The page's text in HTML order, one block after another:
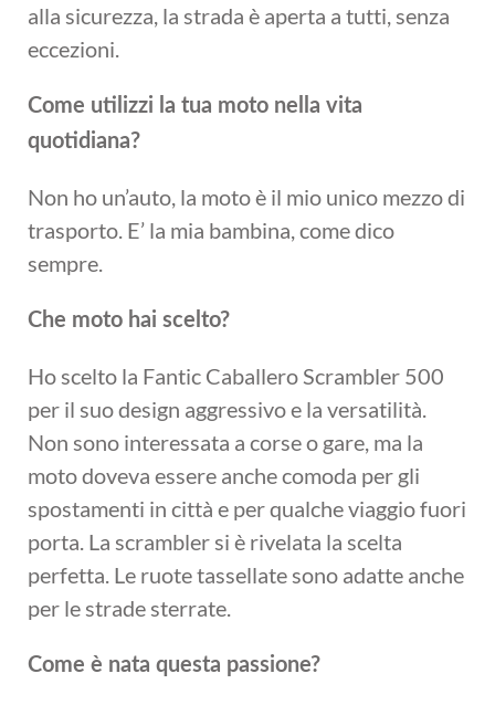
alla sicurezza, la strada è aperta a tutti, senza
eccezioni.
Come utilizzi la tua moto nella vita
quotidiana?
Non ho un’auto, la moto è il mio unico mezzo di
trasporto. E’ la mia bambina, come dico
sempre.
Che moto hai scelto?
Ho scelto la Fantic Caballero Scrambler 500
per il suo design aggressivo e la versatilità.
Non sono interessata a corse o gare, ma la
moto doveva essere anche comoda per gli
spostamenti in città e per qualche viaggio fuori
porta. La scrambler si è rivelata la scelta
perfetta. Le ruote tassellate sono adatte anche
per le strade sterrate.
Come è nata questa passione?